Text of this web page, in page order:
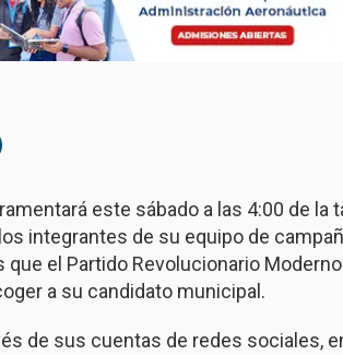
este sábado a las 4:00 de la
integrantes de su equipo de
el Partido Revolucionario
a su candidato municipal.
de sus cuentas de redes sociales,